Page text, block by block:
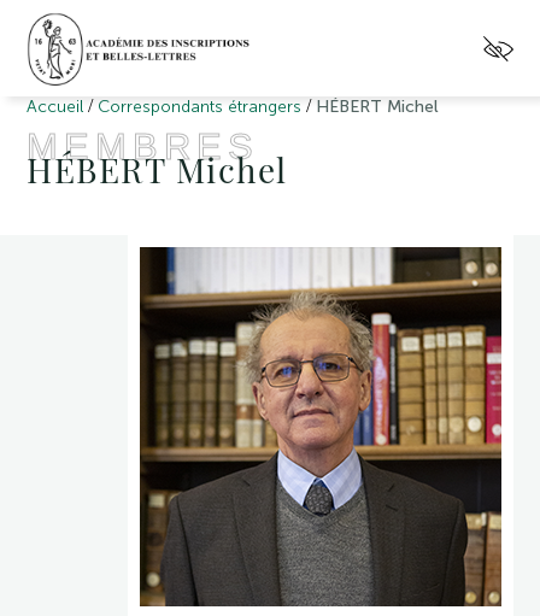
Accueil / Correspondants étrangers / HÉBERT Michel
MEMBRES
HÉBERT Michel